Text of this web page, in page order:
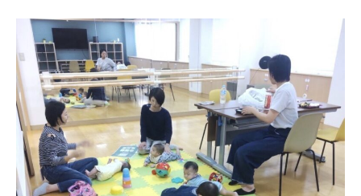
2022年1月
2021年11月
2021年10月
2021年9月
2021年8月
2021年7月
2021年6月